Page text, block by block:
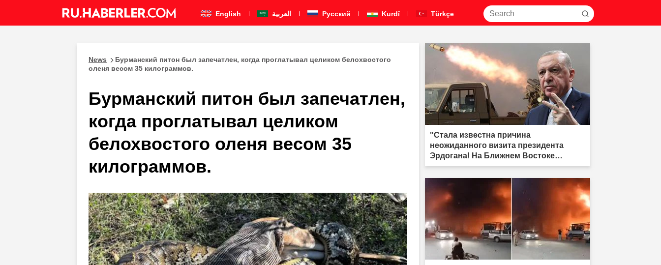
English العربية Pусский Kurdî Türkçe
News
Бурманский питон был запечатлен, когда проглатывал целиком белохвостого
оленя весом 35 килограммов.
Бурманский питон был запечатлен,
когда проглатывал целиком
белохвостого оленя весом 35
килограммов.
"Стала известна причина
неожиданного визита президента
Эрдогана! На Ближнем Востоке
формируется новый союз сил."